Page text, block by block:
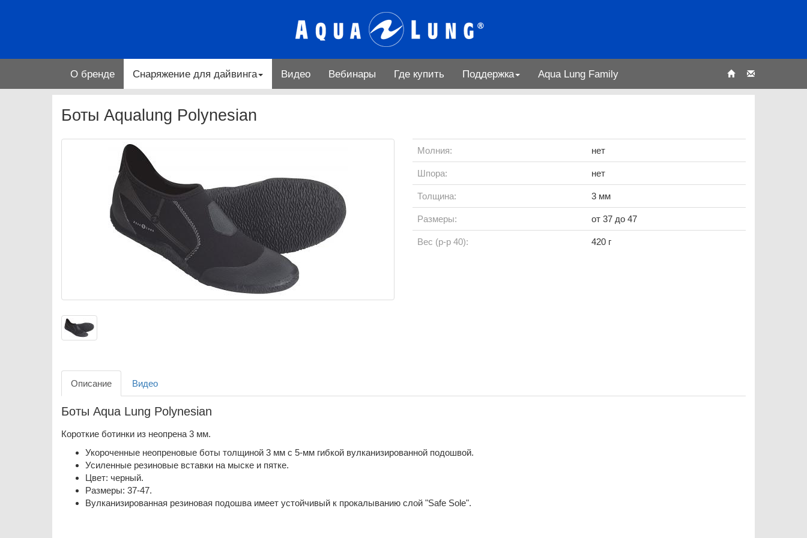
О бренде Снаряжение для дайвинга Видео Вебинары Где купить Поддержка Aqua Lung Family
Боты Aqualung Polynesian
Молния: нет
Шпора: нет
Толщина: 3 мм
Размеры: от 37 до 47
Вес (р-р 40): 420 г
Описание Видео
Боты Aqua Lung Polynesian
Короткие ботинки из неопрена 3 мм.
Укороченные неопреновые боты толщиной 3 мм с 5-мм гибкой вулканизированной подошвой.
Усиленные резиновые вставки на мыске и пятке.
Цвет: черный.
Размеры: 37-47.
Вулканизированная резиновая подошва имеет устойчивый к прокалыванию слой "Safe Sole".